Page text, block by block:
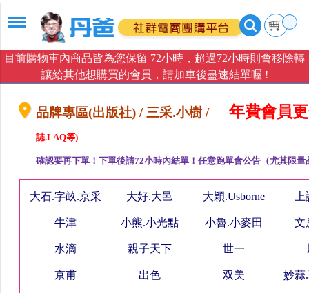
目前購物車內商品皆為您保留 72小時，超過72小時則會移除轉
讓給其他想購買的會員，請加車後盡速結單喔 !
品牌專區(出版社) / 三采.小樹 / 年費會員
誌.LAQ等)
確認要再下單！下單後請72小時內結單！任意跑單會公告（尤其限
大石.字畝.京采 大好.大邑 大穎.Usborne
牛津 小熊.小光點 小魯.小麥田 文
水滴 親子天下 世一
京甫 出色 双美 妙蒜